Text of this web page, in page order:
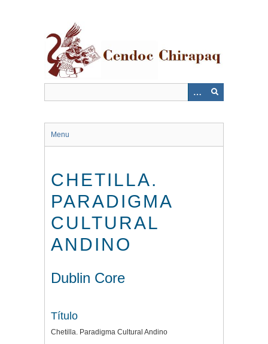
Menu
CHETILLA.
PARADIGMA
CULTURAL
ANDINO
Dublin Core
Título
Chetilla. Paradigma Cultural Andino